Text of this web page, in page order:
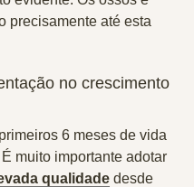
precisamente até esta
no crescimento
6 meses de vida
muito importante adotar
qualidade desde